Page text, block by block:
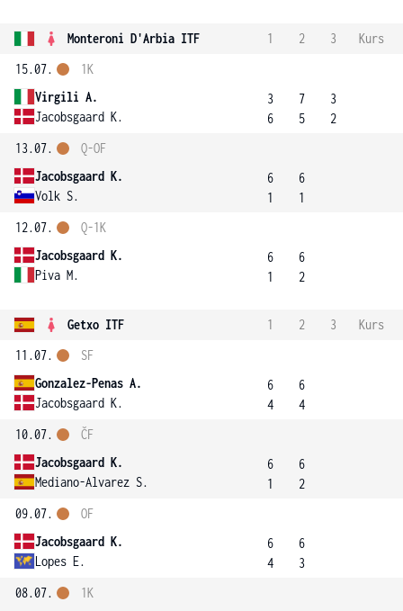
Monteroni D'Arbia ITF 1 2 3
Kurs
15.07.
Virgili A.
Jacobsgaard K.
1K
3
6
7
5
3
2
13.07.
Jacobsgaard K.
Volk S.
Q-OF
6
1
6
1
12.07.
Jacobsgaard K.
Piva M.
Q-1K
6
1
6
2
Getxo ITF 1 2 3
Kurs
11.07.
Gonzalez-Penas A.
Jacobsgaard K.
SF
6
4
6
4
10.07.
Jacobsgaard K.
Mediano-Alvarez S.
ČF
6
1
6
2
09.07.
Jacobsgaard K.
Lopes E.
OF
6
4
6
3
08.07.
1K